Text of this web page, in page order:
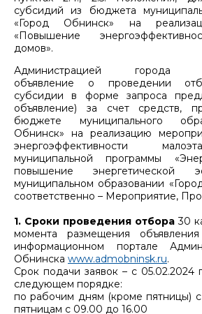
субсидий из бюджета
«Город Обнинск» на
«Повышение
домов».
Администрацией города
объявление о проведении
субсидии в форме запроса
объявление) за счет средств,
бюджете муниципального
Обнинск» на реализацию
энергоэффективности
муниципальной программы
повышение энергетической
муниципальном образовании
соответственно – Мероприятие,
1. Сроки проведения отбора 30
момента размещения
информационном портале
Обнинска www.admobninsk.ru.
Срок подачи заявок – с 05.02.2024
следующем порядке:
по рабочим дням (кроме пятницы)
пятницам с 09.00 до 16.00